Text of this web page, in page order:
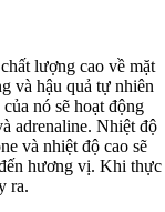
lượng cao về mặt
và hậu quả tự nhiên
nó sẽ hoạt động
adrenaline. Nhiệt độ
và nhiệt độ cao sẽ
hương vị. Khi thực
ra.